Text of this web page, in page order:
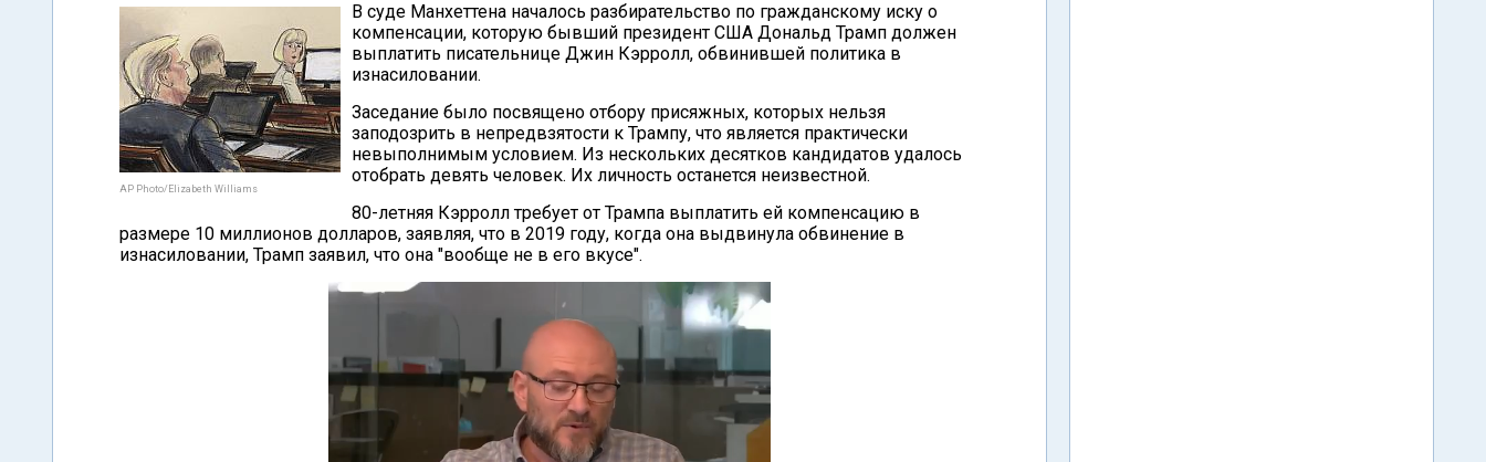
AP Photo/Elizabeth Williams
В суде Манхеттена началось разбирательство по гражданскому иску о
компенсации, которую бывший президент США Дональд Трамп должен
выплатить писательнице Джин Кэрролл, обвинившей политика в
изнасиловании.
Заседание было посвящено отбору присяжных, которых нельзя
заподозрить в непредвзятости к Трампу, что является практически
невыполнимым условием. Из нескольких десятков кандидатов удалось
отобрать девять человек. Их личность останется неизвестной.
80-летняя Кэрролл требует от Трампа выплатить ей компенсацию в
размере 10 миллионов долларов, заявляя, что в 2019 году, когда она выдвинула обвинение в
изнасиловании, Трамп заявил, что она "вообще не в его вкусе".